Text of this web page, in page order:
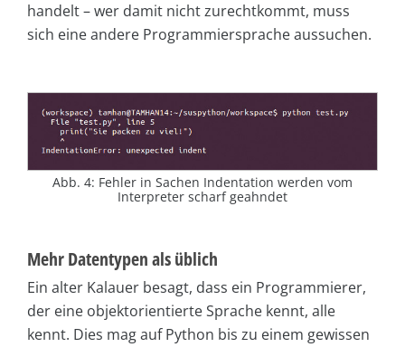
handelt – wer damit nicht zurechtkommt, muss
sich eine andere Programmiersprache aussuchen.
Abb. 4: Fehler in Sachen Indentation werden vom
Interpreter scharf geahndet
Mehr Datentypen als üblich
Ein alter Kalauer besagt, dass ein Programmierer,
der eine objektorientierte Sprache kennt, alle
kennt. Dies mag auf Python bis zu einem gewissen